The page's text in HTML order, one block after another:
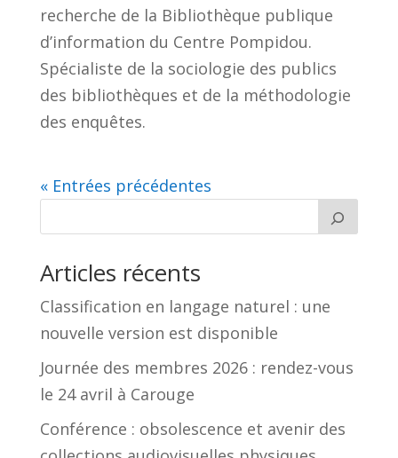
recherche de la Bibliothèque publique
d’information du Centre Pompidou.
Spécialiste de la sociologie des publics
des bibliothèques et de la méthodologie
des enquêtes.
« Entrées précédentes
Articles récents
Classification en langage naturel : une
nouvelle version est disponible
Journée des membres 2026 : rendez-vous
le 24 avril à Carouge
Conférence : obsolescence et avenir des